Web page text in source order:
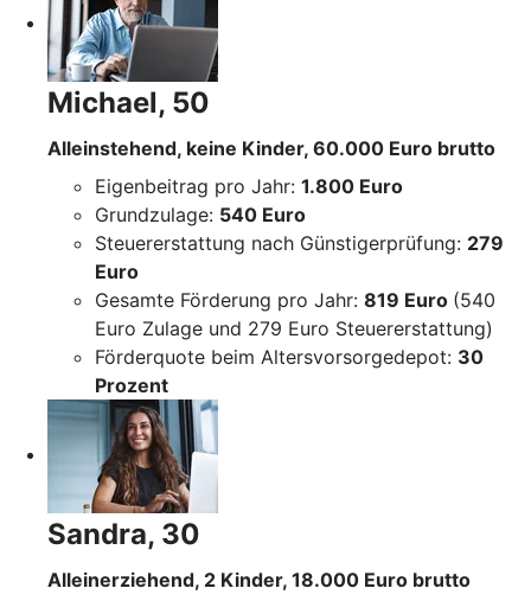
Michael, 50
Alleinstehend, keine Kinder, 60.000 Euro brutto
Eigenbeitrag pro Jahr: 1.800 Euro
Grundzulage: 540 Euro
Steuererstattung nach Günstigerprüfung: 279
Euro
Gesamte Förderung pro Jahr: 819 Euro (540
Euro Zulage und 279 Euro Steuererstattung)
Förderquote beim Altersvorsorgedepot: 30
Prozent
Sandra, 30
Alleinerziehend, 2 Kinder, 18.000 Euro brutto